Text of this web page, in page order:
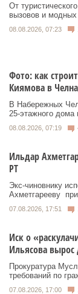
От
вызовов и модных
08.08.2026, 07:23
Фото: как
Киямова в
В Набережных
25‑этажного
08.08.2026, 07:19
Ильдар
РТ
Экс‑чиновнику
Ахметгарееву
07.08.2026, 17:51
Иск о
Ильясова
Прокуратура
требований по
07.08.2026, 17:00